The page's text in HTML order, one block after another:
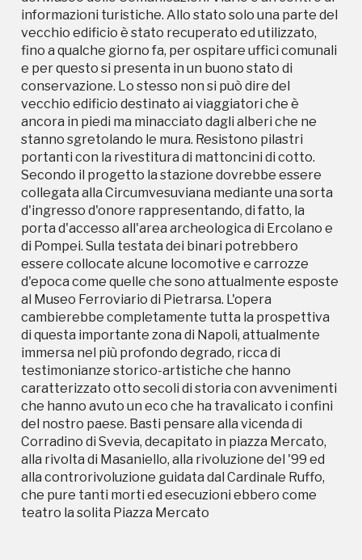
informazioni turistiche. Allo stato solo una parte del
vecchio edificio è stato recuperato ed utilizzato,
fino a qualche giorno fa, per ospitare uffici comunali
e per questo si presenta in un buono stato di
conservazione. Lo stesso non si può dire del
vecchio edificio destinato ai viaggiatori che è
ancora in piedi ma minacciato dagli alberi che ne
stanno sgretolando le mura. Resistono pilastri
portanti con la rivestitura di mattoncini di cotto.
Secondo il progetto la stazione dovrebbe essere
collegata alla Circumvesuviana mediante una sorta
d'ingresso d'onore rappresentando, di fatto, la
porta d'accesso all'area archeologica di Ercolano e
di Pompei. Sulla testata dei binari potrebbero
essere collocate alcune locomotive e carrozze
d'epoca come quelle che sono attualmente esposte
al Museo Ferroviario di Pietrarsa. L'opera
cambierebbe completamente tutta la prospettiva
di questa importante zona di Napoli, attualmente
immersa nel più profondo degrado, ricca di
testimonianze storico-artistiche che hanno
caratterizzato otto secoli di storia con avvenimenti
che hanno avuto un eco che ha travalicato i confini
del nostro paese. Basti pensare alla vicenda di
Corradino di Svevia, decapitato in piazza Mercato,
alla rivolta di Masaniello, alla rivoluzione del '99 ed
alla controrivoluzione guidata dal Cardinale Ruffo,
che pure tanti morti ed esecuzioni ebbero come
teatro la solita Piazza Mercato
di Pompei. Sulla testata dei binari potrebbero
essere collocate alcune locomotive e carrozze
d'epoca come quelle che sono attualmente esposte
al Museo Ferroviario di Pietrarsa. L'opera
cambierebbe completamente tutta la prospettiva
di questa importante zona di Napoli, attualmente
immersa nel più profondo degrado, ricca di
testimonianze storico-artistiche che hanno
caratterizzato otto secoli di storia con avvenimenti
che hanno avuto un eco che ha travalicato i confini
del nostro paese. Basti pensare alla vicenda di
Corradino di Svevia, decapitato in piazza Mercato,
alla rivolta di Masaniello, alla rivoluzione del '99 ed
alla controrivoluzione guidata dal Cardinale Ruffo,
che pure tanti morti ed esecuzioni ebbero come
teatro la solita Piazza Mercato
Campagne in corso in questo
luogo